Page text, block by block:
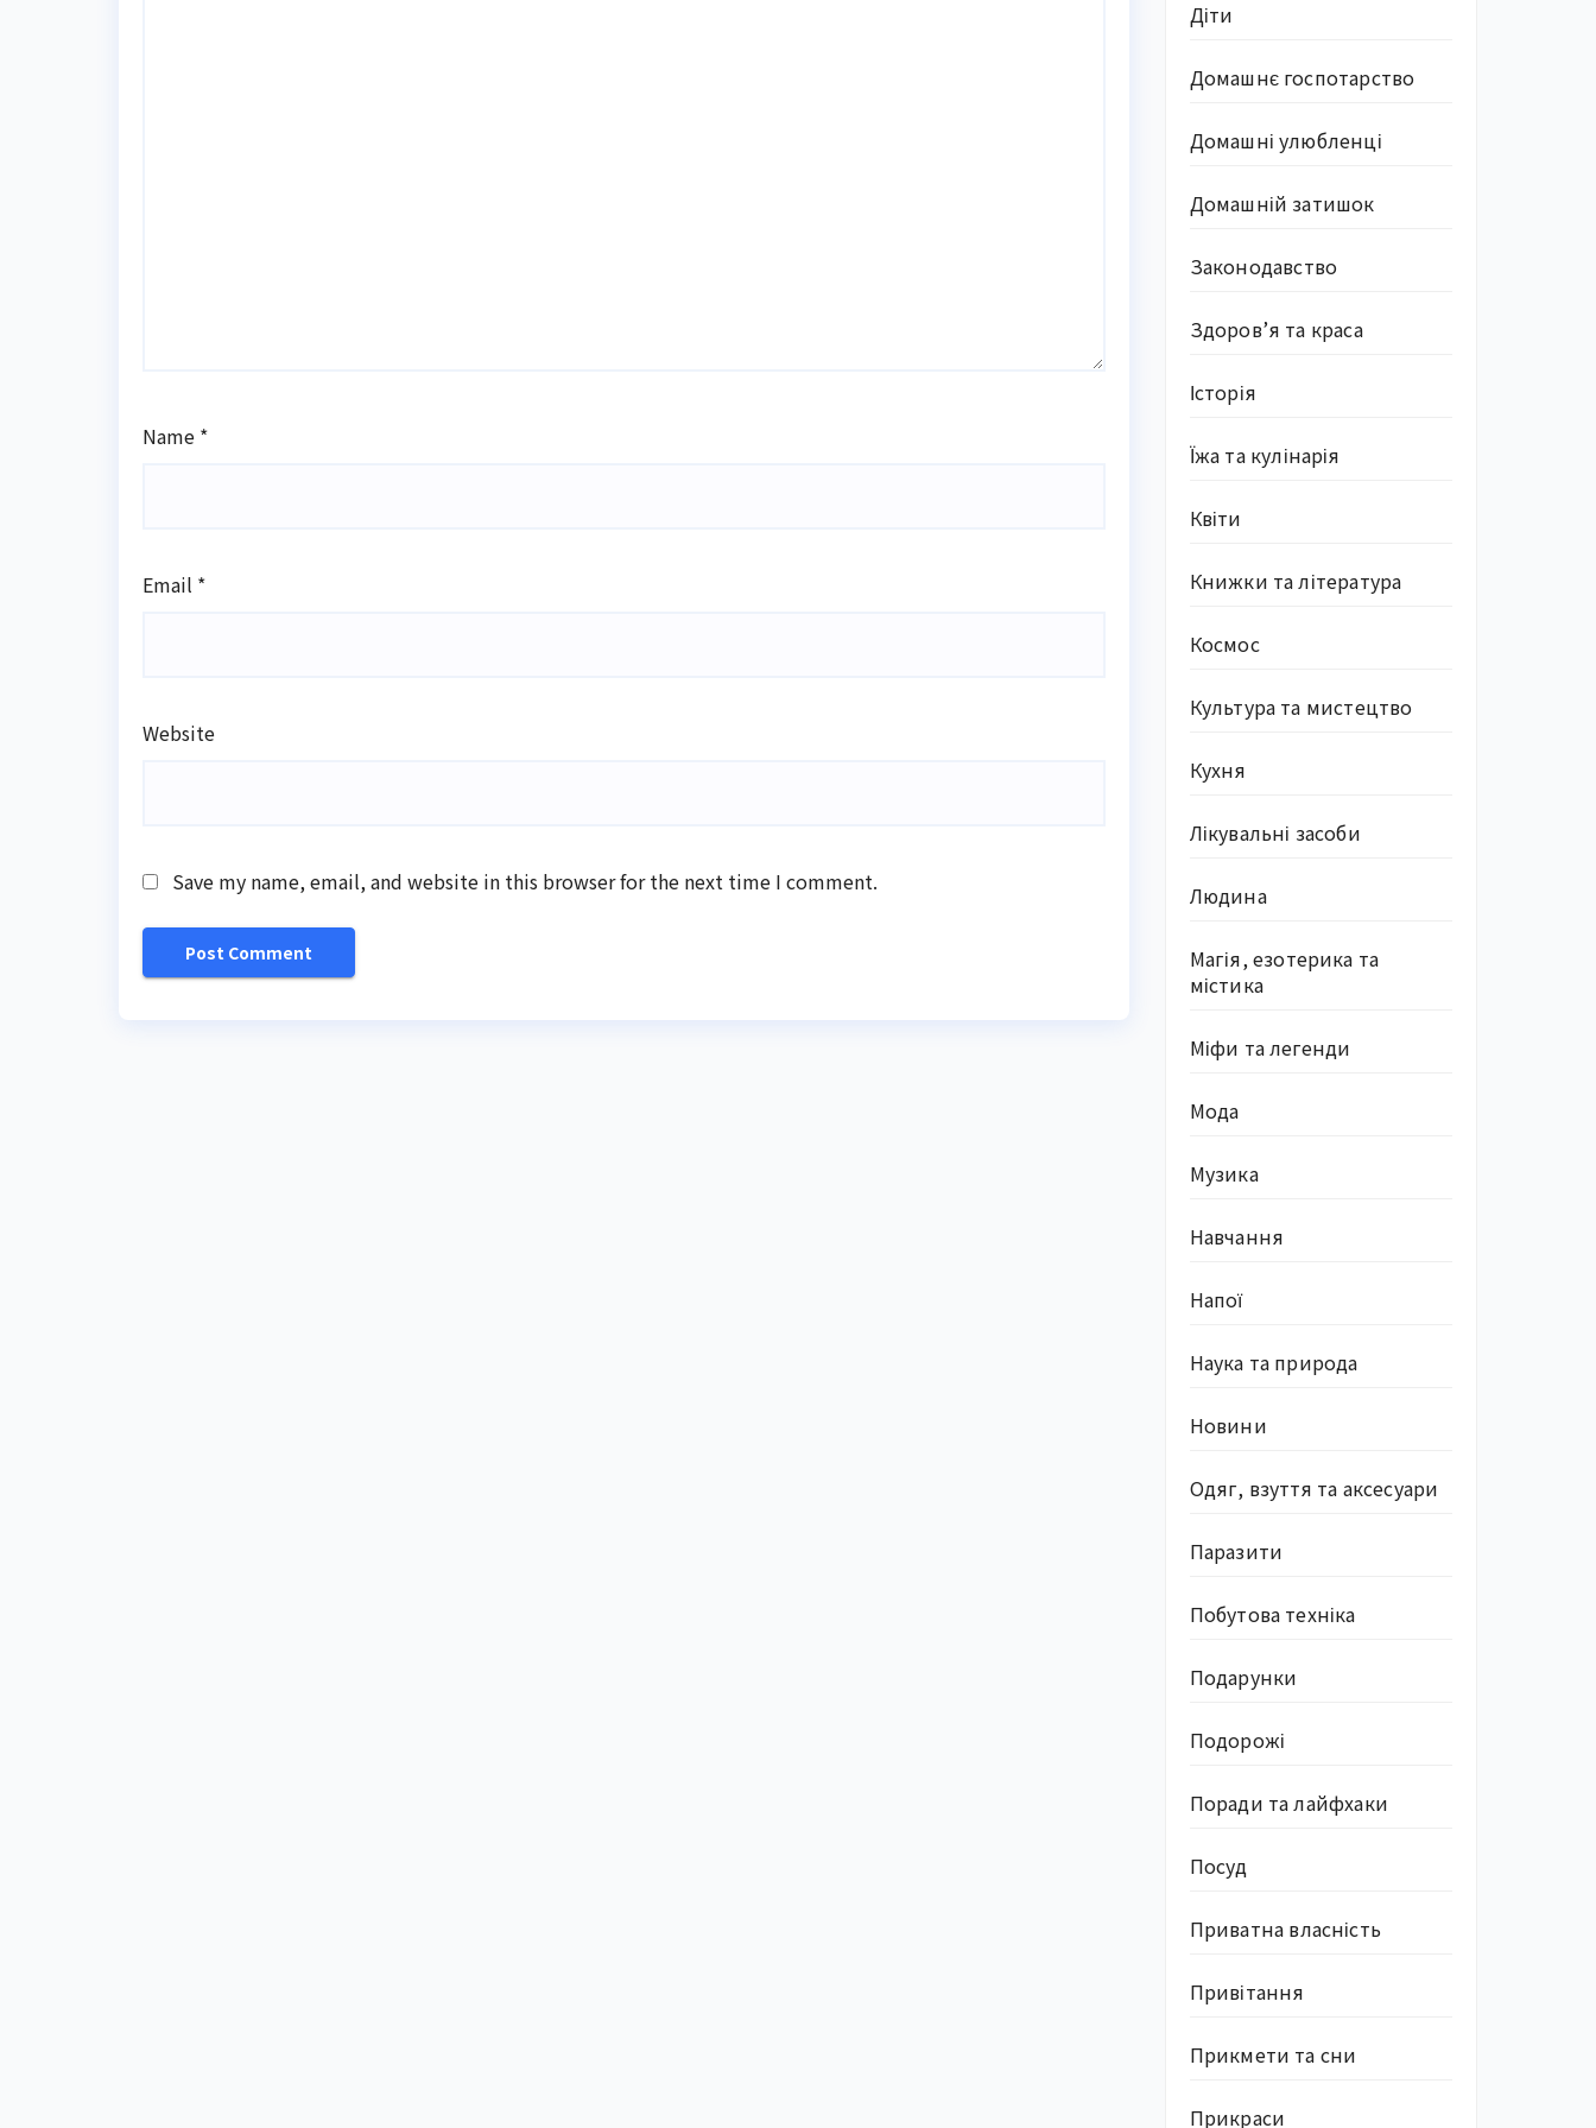
Name *
Email *
Website
Save my name, email, and website in this browser for the next time I comment.
Діти
Домашнє госпотарство
Домашні улюбленці
Домашній затишок
Законодавство
Здоров’я та краса
Історія
Їжа та кулінарія
Квіти
Книжки та література
Космос
Культура та мистецтво
Кухня
Лікувальні засоби
Людина
Магія, езотерика та
містика
Міфи та легенди
Мода
Музика
Навчання
Напої
Наука та природа
Новини
Одяг, взуття та аксесуари
Паразити
Побутова техніка
Подарунки
Подорожі
Поради та лайфхаки
Посуд
Приватна власність
Привітання
Прикмети та сни
Прикраси